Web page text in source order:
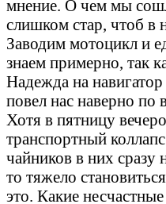
мнение. О чем мы
слишком стар, чтоб в
Заводим мотоцикл и
знаем примерно, так
Надежда на
повел нас наверно
Хотя в пятницу
транспортный
чайников в них сразу
то тяжело
это. Какие